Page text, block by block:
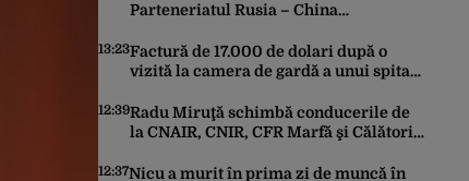
Parteneriatul Rusia – China
schimburile comerciale ating niveluri
record
13:23Factură de 17.000 de dolari după o
vizită la camera de gardă a unui spital
româncă
12:39Radu Miruţă schimbă conducerile de
la CNAIR, CNIR, CFR Marfă şi Călători
12:37Nicu a murit în prima zi de muncă în